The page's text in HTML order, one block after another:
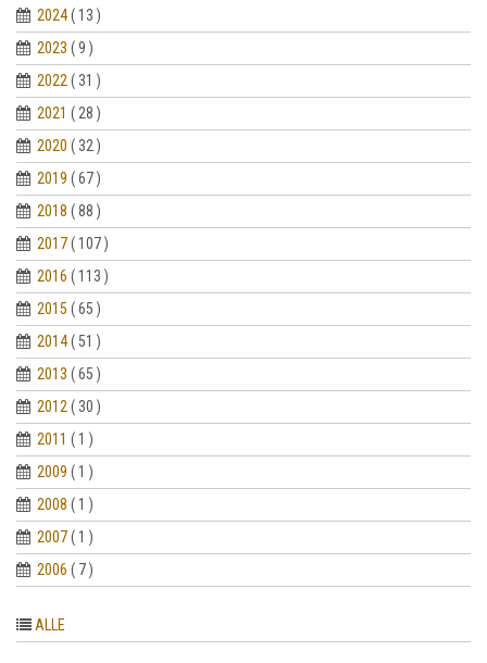
2024( 13 )
2023 ( 9 )
2022 ( 31 )
2021 ( 28 )
2020 ( 32 )
2019 ( 67 )
2018 ( 88 )
2017( 107 )
2016 ( 113 )
2015 ( 65 )
2014( 51 )
2013 ( 65 )
2012 ( 30 )
2011 ( 1 )
2009 ( 1 )
2008 ( 1 )
2007( 1 )
2006 ( 7 )
ALLE